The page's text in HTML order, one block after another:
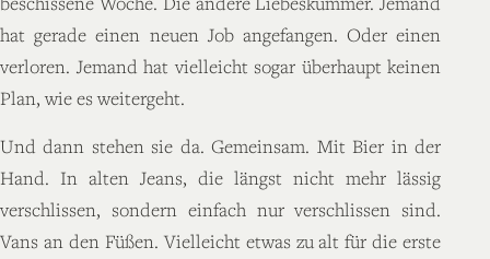
hat gerade einen neuen Job angefangen. Oder einen
verloren. Jemand hat vielleicht sogar überhaupt keinen
Plan, wie es weitergeht.
Und dann stehen sie da. Gemeinsam. Mit Bier in der
Hand. In alten Jeans, die längst nicht mehr lässig
verschlissen, sondern einfach nur verschlissen sind.
Vans an den Füßen. Vielleicht etwas zu alt für die erste